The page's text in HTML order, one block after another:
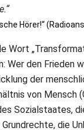
Hörer!“
Wort
Wer den Frieden
der
von
Sozialstaates,
die